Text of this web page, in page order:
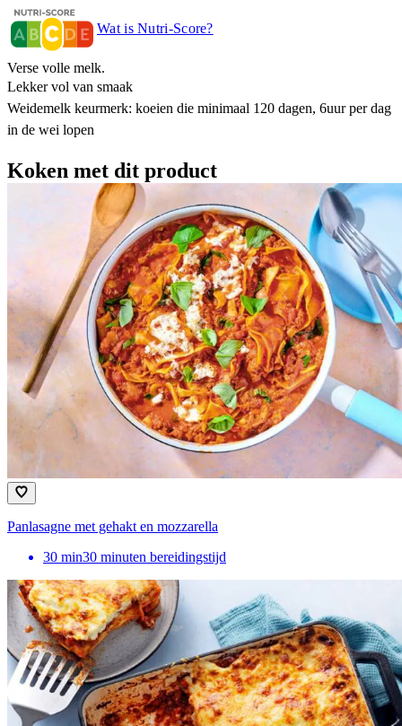
Wat is Nutri-Score?
Verse volle melk.
Lekker vol van smaak
Weidemelk keurmerk: koeien die minimaal 120 dagen, 6uur per dag
in de wei lopen
Koken met dit product
Panlasagne met gehakt en mozzarella​
30 min30 minuten bereidingstijd